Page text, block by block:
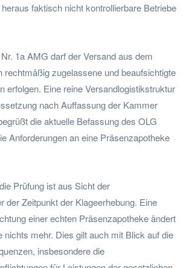
faktisch nicht kontrollierbare Betriebe
1a AMG darf der Versand aus dem
rechtmäßig zugelassene und beaufsichtigte
erfolgen. Eine reine Versandlogistikstruktur
nach Auffassung der Kammer
die aktuelle Befassung des OLG
Anforderungen an eine Präsenzapotheke
Prüfung ist aus Sicht der
der Zeitpunkt der Klageerhebung. Eine
einer echten Präsenzapotheke ändert
nichts mehr. Dies gilt auch mit Blick auf die
insbesondere die